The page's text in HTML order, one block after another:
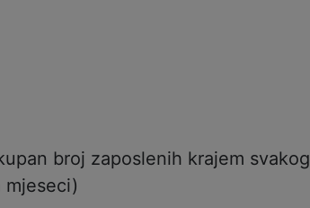
broj zaposlenih krajem svakog
mjeseci)